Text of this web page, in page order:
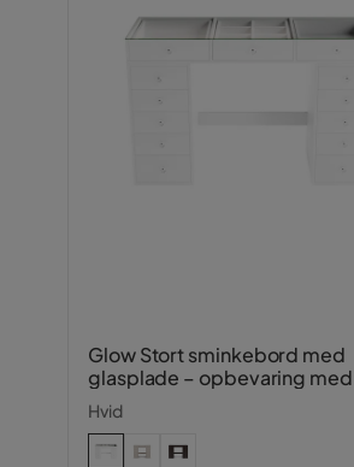
Glow Stort sminkebord med
glasplade – opbevaring med
skuffer og rum 120 cm
Hvid